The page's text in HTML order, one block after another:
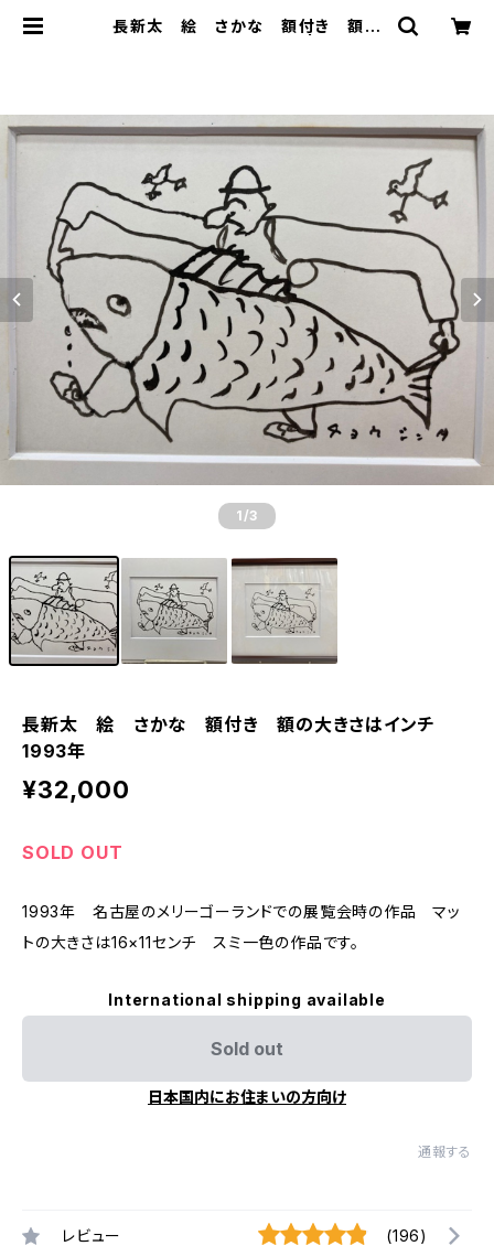
長新太 絵 さかな 額付き 額の
1 /3
長新太 絵 さかな 額付き 額の大きさはインチ
1993年
¥32,000
SOLD OUT
1993年 名古屋のメリーゴーランドでの展覧会時の作品 マッ
トの大きさは16×11センチ スミ一色の作品です。
International shipping available
Sold out
日本国内にお住まいの方向け
通報する
レビュー (196)